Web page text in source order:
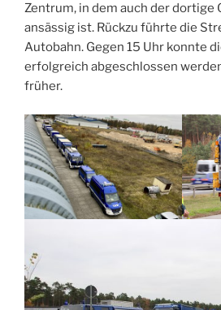
Zentrum, in dem auch der dortige
ansässig ist. Rückzu führte die
Autobahn. Gegen 15 Uhr konnte
erfolgreich abgeschlossen
früher.